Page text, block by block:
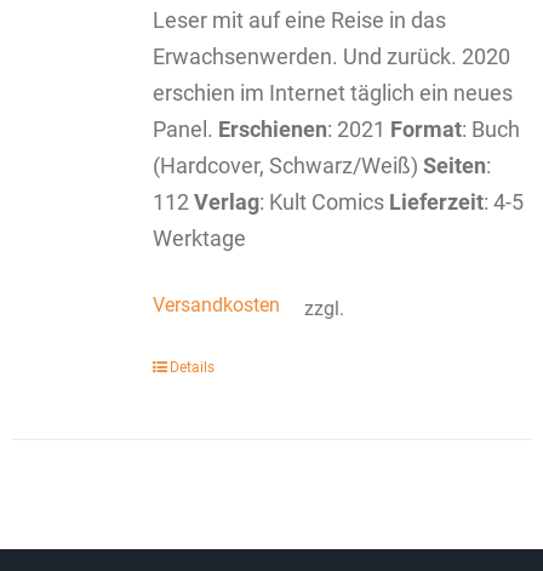
Leser mit auf eine Reise in das
Erwachsenwerden. Und zurück. 2020
erschien im Internet täglich ein neues
Panel. Erschienen: 2021 Format: Buch
(Hardcover, Schwarz/Weiß) Seiten:
112 Verlag: Kult Comics Lieferzeit: 4-5
Werktage
zzgl.
Versandkosten
Details